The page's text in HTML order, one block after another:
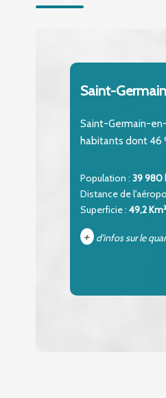
Saint-
Saint-Germain-
habitants dont 46
Population : 39 980
Distance de
Superficie : 49,2 Km²
+ d'infos sur le